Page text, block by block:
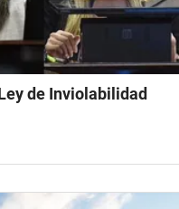
de Inviolabilidad